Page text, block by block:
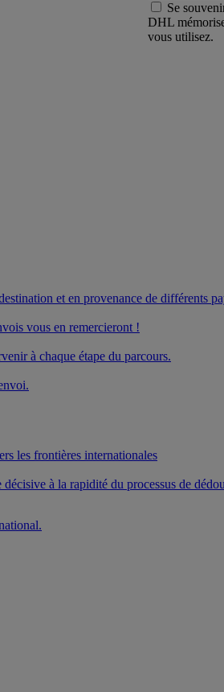
Se
DHL
vous utilisez.
et en provenance de différents
vous en remercieront !
à chaque étape du parcours.
les frontières internationales
à la rapidité du processus de